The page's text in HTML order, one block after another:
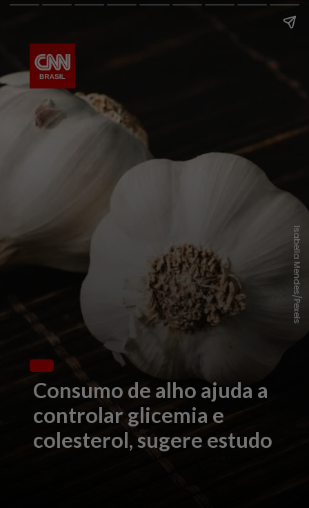
Consumo de alho ajuda a
controlar glicemia e
colesterol, sugere estudo
Isabella Mendes/Pexels